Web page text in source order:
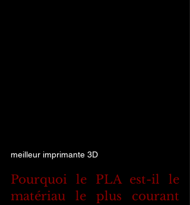
meilleur imprimante 3D
Pourquoi le PLA est-il le
matériau le plus courant